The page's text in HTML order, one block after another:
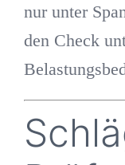
nur unter
den Check